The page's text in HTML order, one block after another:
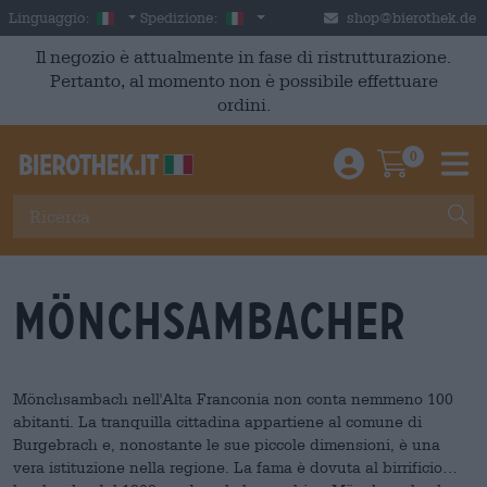
Skip to main content
Linguaggio: Italian
Spedizione: Italia shop@bierothek.de
Il negozio è attualmente in fase di ristrutturazione.
Pertanto, al momento non è possibile effettuare
ordini.
Einloggen /
0
Mönchsambacher
Mönchsambach nell'Alta Franconia non conta nemmeno 100
abitanti. La tranquilla cittadina appartiene al comune di
Burgebrach e, nonostante le sue piccole dimensioni, è una
vera istituzione nella regione. La fama è dovuta al birrificio